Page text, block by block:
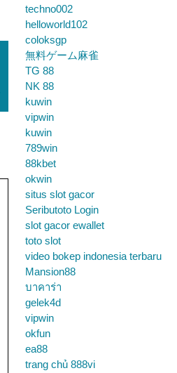
techno002
helloworld102
coloksgp
無料ゲーム麻雀
TG 88
NK 88
kuwin
vipwin
kuwin
789win
88kbet
okwin
situs slot gacor
Seributoto Login
slot gacor ewallet
toto slot
video bokep indonesia terbaru
Mansion88
บาคาร่า
gelek4d
vipwin
okfun
ea88
trang chủ 888vi